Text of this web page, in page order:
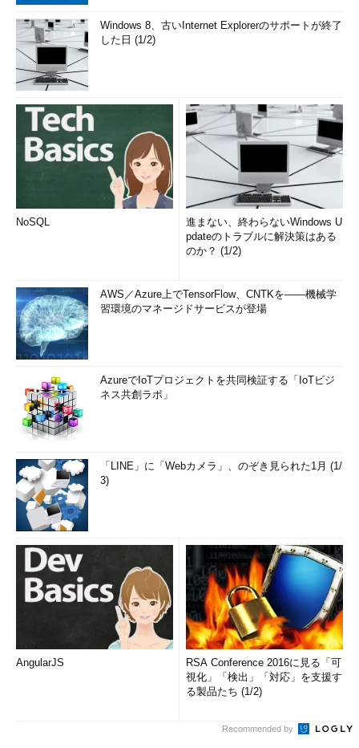
Windows 8、古いInternet Explorerのサポートが終了
した日 (1/2)
NoSQL
進まない、終わらないWindows U
pdateのトラブルに解決策はある
のか？ (1/2)
AWS／Azure上でTensorFlow、CNTKを――機械学
習環境のマネージドサービスが登場
AzureでIoTプロジェクトを共同検証する「IoTビジ
ネス共創ラボ」
「LINE」に「Webカメラ」、のぞき見られた1月 (1/
3)
AngularJS
RSA Conference 2016に見る「可
視化」「検出」「対応」を支援す
る製品たち (1/2)
Recommended by